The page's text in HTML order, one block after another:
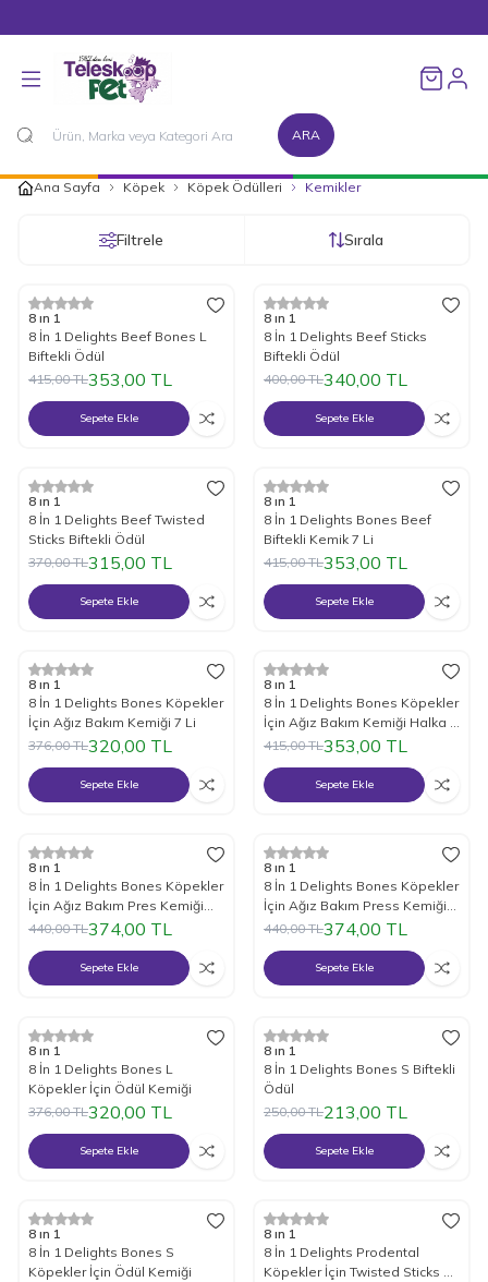
ARA
Ana Sayfa Köpek Köpek Ödülleri Kemikler
Filtrele Sırala
%15İndirim
8 ın 1
8 İn 1 Delights Beef Bones L
Biftekli Ödül
415,00TL353,00 TL
Sepete Ekle
%15İndirim
8 ın 1
8 İn 1 Delights Beef Sticks
Biftekli Ödül
400,00TL340,00 TL
Sepete Ekle
%15İndirim
8 ın 1
8 İn 1 Delights Beef Twisted
Sticks Biftekli Ödül
370,00TL315,00 TL
Sepete Ekle
%15İndirim
8 ın 1
8 İn 1 Delights Bones Beef
Biftekli Kemik 7 Li
415,00TL353,00 TL
Sepete Ekle
%15İndirim
8 ın 1
8 İn 1 Delights Bones Köpekler
İçin Ağız Bakım Kemiği 7 Li
376,00TL320,00 TL
Sepete Ekle
%15İndirim
8 ın 1
8 İn 1 Delights Bones Köpekler
İçin Ağız Bakım Kemiği Halka 3
Adet
415,00TL353,00 TL
Sepete Ekle
%15İndirim
8 ın 1
8 İn 1 Delights Bones Köpekler
İçin Ağız Bakım Pres Kemiği
Large
440,00TL374,00 TL
Sepete Ekle
%15İndirim
8 ın 1
8 İn 1 Delights Bones Köpekler
İçin Ağız Bakım Press Kemiği
Small 7 Li
440,00TL374,00 TL
Sepete Ekle
%15İndirim
8 ın 1
8 İn 1 Delights Bones L
Köpekler İçin Ödül Kemiği
376,00TL320,00 TL
Sepete Ekle
%15İndirim
8 ın 1
8 İn 1 Delights Bones S Biftekli
Ödül
250,00TL213,00 TL
Sepete Ekle
%15İndirim
8 ın 1
8 İn 1 Delights Bones S
Köpekler İçin Ödül Kemiği
%15İndirim
8 ın 1
8 İn 1 Delights Prodental
Köpekler İçin Twisted Sticks 10